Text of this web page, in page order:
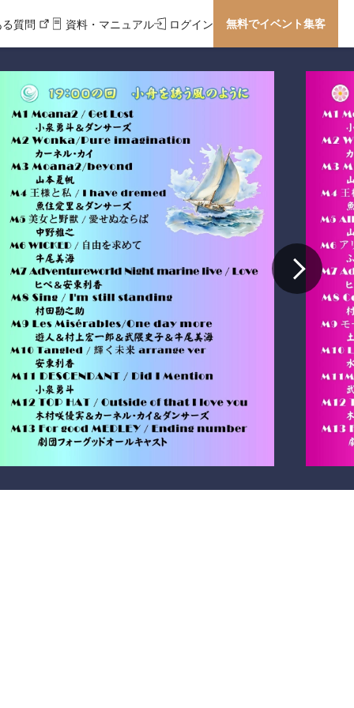
質問 資料・マニュアル ログイン 無料でイベント集客